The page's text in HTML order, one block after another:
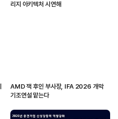
리지 아키텍처 시연해
AMD 잭 후인 부사장, IFA 2026 개막
기조연설 맡는다